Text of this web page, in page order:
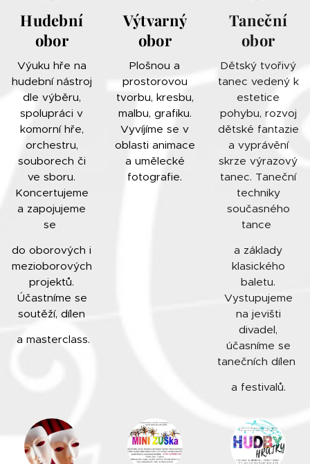
Hudební
obor
Výuku hře na
hudební nástroj
dle výběru,
spolupráci v
komorní hře,
orchestru,
souborech či
ve sboru.
Koncertujeme
a zapojujeme
se
do oborových i
mezioborových
projektů.
Účastníme se
soutěží, dílen
a masterclass.
Výtvarný
obor
Plošnou a
prostorovou
tvorbu, kresbu,
malbu, grafiku.
Vyvíjíme se v
oblasti animace
a umělecké
fotografie.
Taneční
obor
Dětský tvořivý
tanec vedený k
estetice
pohybu, rozvoj
dětské fantazie
a vyprávění
skrze výrazový
tanec. Taneční
techniky
současného
tance
a základy
klasického
baletu.
Vystupujeme
na jevišti
divadel,
účasníme se
tanečních dílen
a festivalů.